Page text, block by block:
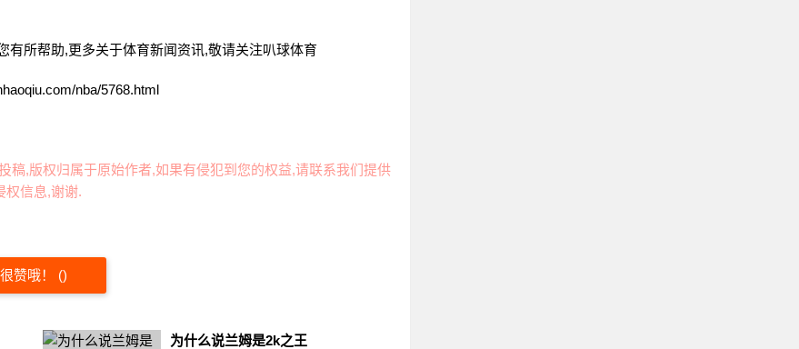
有所帮助,更多关于体育新闻资讯,敬请关注叭球体育
nba/5768.html
稿,版权归属于原始作者,如果有侵犯到您的权益,请联系我们提供
权信息,谢谢.
很赞哦！ ()
为什么说兰姆是2k之王